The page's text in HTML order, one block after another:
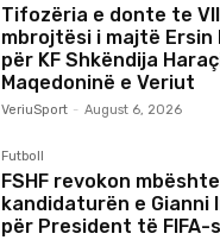
Tifozëria e donte te
mbrojtësi i majtë Ersin
për KF Shkëndija
Maqedoninë e Veriut
VeriuSport - August 6, 2026
Futboll
FSHF revokon
kandidaturën e Gianni
për President të FIFA-s